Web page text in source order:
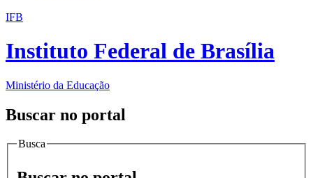
IFB
Instituto Federal de Brasília
Ministério da Educação
Buscar no portal
Busca